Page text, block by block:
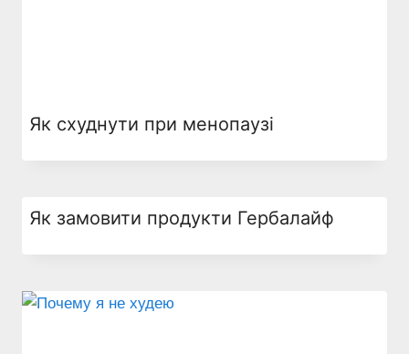
Як схуднути при менопаузі
Як замовити продукти Гербалайф